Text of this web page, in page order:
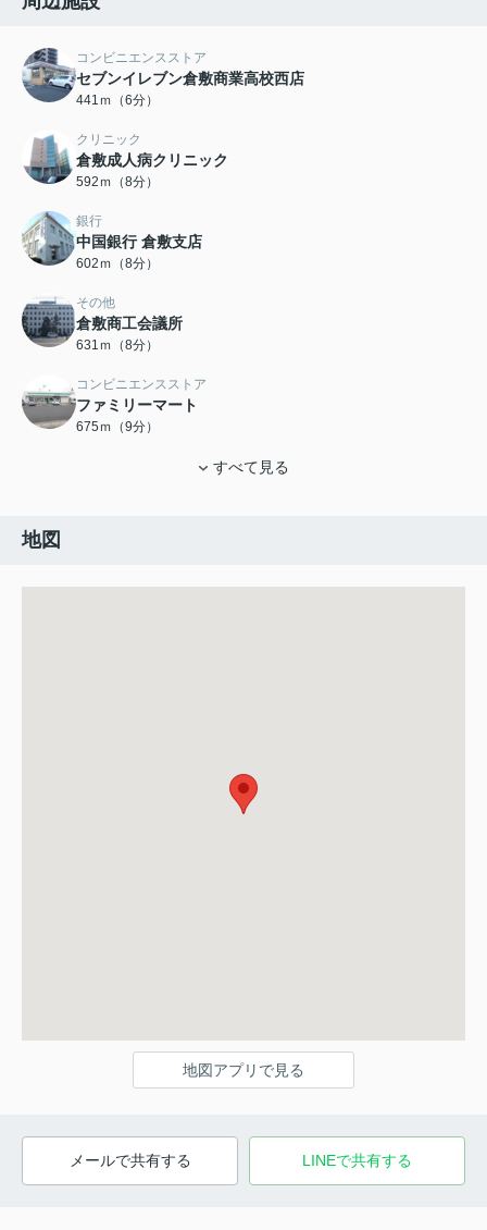
コンビニエンスストア
セブンイレブン倉敷商業高校西店
441ｍ（6分）
クリニック
倉敷成人病クリニック
592ｍ（8分）
銀行
中国銀行 倉敷支店
602ｍ（8分）
その他
倉敷商工会議所
631ｍ（8分）
コンビニエンスストア
ファミリーマート
675ｍ（9分）
すべて見る
地図
地図アプリで見る
メールで共有する LINEで共有する